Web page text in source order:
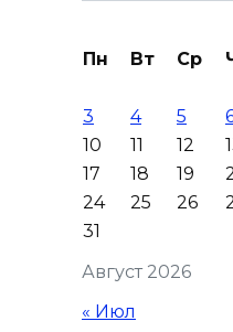
В Таганроге
отключили
улицах
07 августа 2026
2000 жителей
осваивают
Август 2026
Пн Вт Ср
3
4 5
10
11 12
17
18 19
24
25 26
31
« Июл